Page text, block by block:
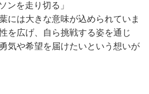
ンを走り切る」
には大きな意味が込められていま
を広げ、自ら挑戦する姿を通じ
気や希望を届けたいという想いが